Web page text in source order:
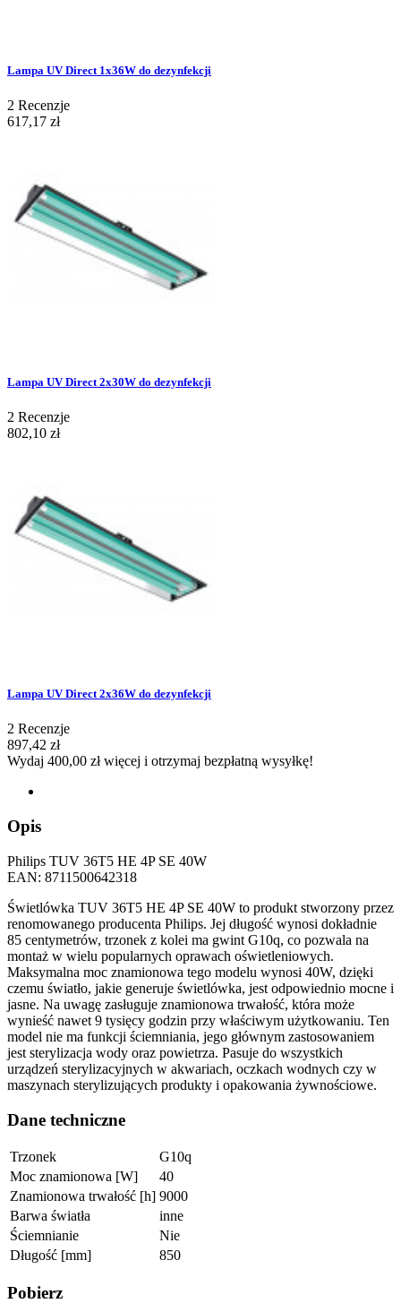
Lampa UV Direct 1x36W do dezynfekcji
2 Recenzje
617,17 zł
Lampa UV Direct 2x30W do dezynfekcji
2 Recenzje
802,10 zł
Lampa UV Direct 2x36W do dezynfekcji
2 Recenzje
897,42 zł
Wydaj 400,00 złwięcej i otrzymaj bezpłatną wysyłkę!
Opis
Philips TUV 36T5 HE 4P SE 40W
EAN: 8711500642318
Świetlówka TUV 36T5 HE 4P SE 40W to produkt stworzony przez
renomowanego producenta Philips. Jej długość wynosi dokładnie
85 centymetrów, trzonek z kolei ma gwint G10q, co pozwala na
montaż w wielu popularnych oprawach oświetleniowych.
Maksymalna moc znamionowa tego modelu wynosi 40W, dzięki
czemu światło, jakie generuje świetlówka, jest odpowiednio mocne i
jasne. Na uwagę zasługuje znamionowa trwałość, która może
wynieść nawet 9 tysięcy godzin przy właściwym użytkowaniu. Ten
model nie ma funkcji ściemniania, jego głównym zastosowaniem
jest sterylizacja wody oraz powietrza. Pasuje do wszystkich
urządzeń sterylizacyjnych w akwariach, oczkach wodnych czy w
maszynach sterylizujących produkty i opakowania żywnościowe.
Dane techniczne
Trzonek
G10q
Moc znamionowa [W]
40
Znamionowa trwałość [h] 9000
Barwa światła
inne
Ściemnianie
Nie
Długość [mm]
850
Pobierz